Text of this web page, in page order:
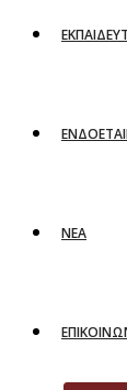
ΝΕΑ